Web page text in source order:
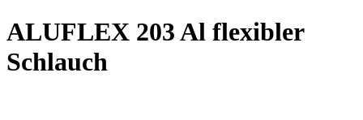
ALUFLEX 203 Al flexibler
Schlauch